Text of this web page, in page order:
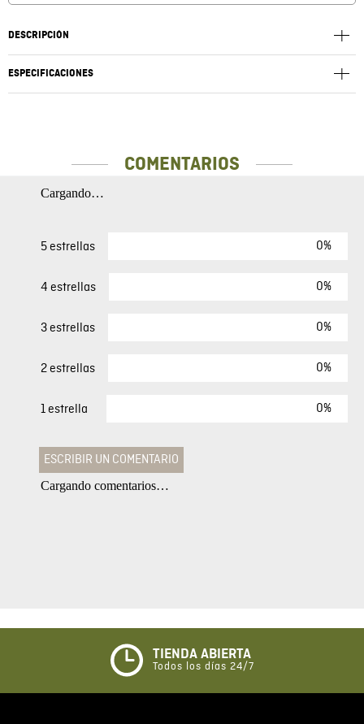
DESCRIPCIÓN
ESPECIFICACIONES
COMENTARIOS
Cargando…
5 estrellas 0%
4 estrellas 0%
3 estrellas 0%
2 estrellas 0%
1 estrella 0%
ESCRIBIR UN COMENTARIO
Califique el producto de 1 a 5 estrellas
★☆ ☆
Su nombre
Cargando comentarios…
TIENDA ABIERTA
Todos los días 24/7